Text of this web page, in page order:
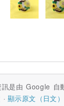
是由 Google 自
顯示原文（日文）